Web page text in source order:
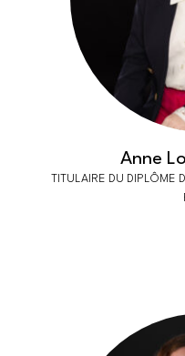
Anne
TITULAIRE DU DIPLÔME